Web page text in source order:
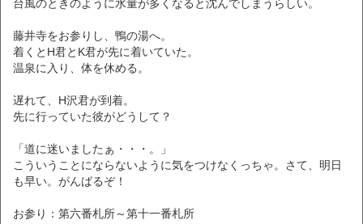
台風のときのように水量が多くなると沈んでしまうらしい。
藤井寺をお参りし、鴨の湯へ。
着くとH君とK君が先に着いていた。
温泉に入り、体を休める。
遅れて、H沢君が到着。
先に行っていた彼がどうして？
「道に迷いましたぁ・・・。」
こういうことにならないように気をつけなくっちゃ。さて、明日
も早い。がんばるぞ！
お参り：第六番札所～第十一番札所